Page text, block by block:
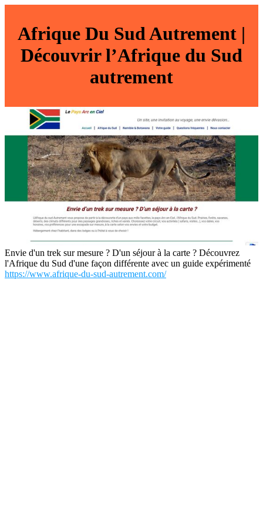
Afrique Du Sud Autrement |
Découvrir l’Afrique du Sud
autrement
Envie d'un trek sur mesure ? D'un séjour à la carte ? Découvrez
l'Afrique du Sud d'une façon différente avec un guide expérimenté
https://www.afrique-du-sud-autrement.com/